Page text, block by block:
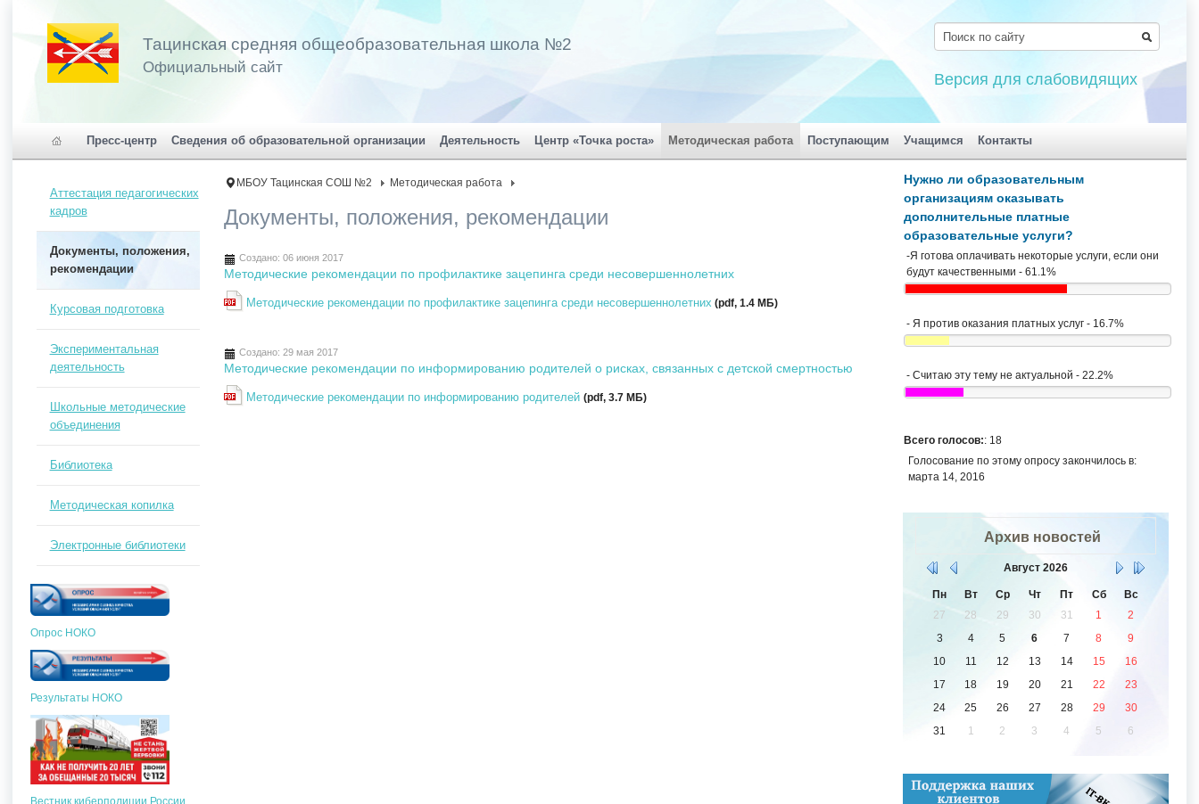
Тацинская средняя общеобразовательная школа №2
Официальный сайт
Версия для слабовидящих
Пресс-центр Сведения об образовательной организации Деятельность Центр «Точка роста» Методическая работа Поступающим Учащимся Контакты
МБОУ Тацинская СОШ №2 Методическая работа
Документы, положения, рекомендации
Создано: 06 июня 2017
Методические рекомендации по профилактике зацепинга среди несовершеннолетних
Методические рекомендации по профилактике зацепинга среди несовершеннолетних (pdf, 1.4 MБ)
Создано: 29 мая 2017
Методические рекомендации по информированию родителей о рисках, связанных с детской смертностью
Методические рекомендации по информированию родителей (pdf, 3.7 MБ)
Аттестация педагогических
кадров
Документы, положения,
рекомендации
Курсовая подготовка
Экспериментальная
деятельность
Школьные методические
объединения
Библиотека
Методическая копилка
Электронные библиотеки
Опрос НОКО
Результаты НОКО
Вестник киберполиции России
Нужно ли образовательным
организациям оказывать
дополнительные платные
образовательные услуги?
-Я готова оплачивать некоторые услуги, если они
будут качественными - 61.1%
- Я против оказания платных услуг - 16.7%
- Считаю эту тему не актуальной - 22.2%
Всего голосов:: 18
Голосование по этому опросу закончилось в:
марта 14, 2016
Архив новостей
Август 2026
Пн Вт Ср Чт Пт Сб
Вс
27
28 29 30 31 1
2
3
4 5 6 7 8
9
10
11 12 13 14 15
16
17
18 19 20 21 22
23
24
25 26 27 28 29
30
31
1 2 3 4 5 6